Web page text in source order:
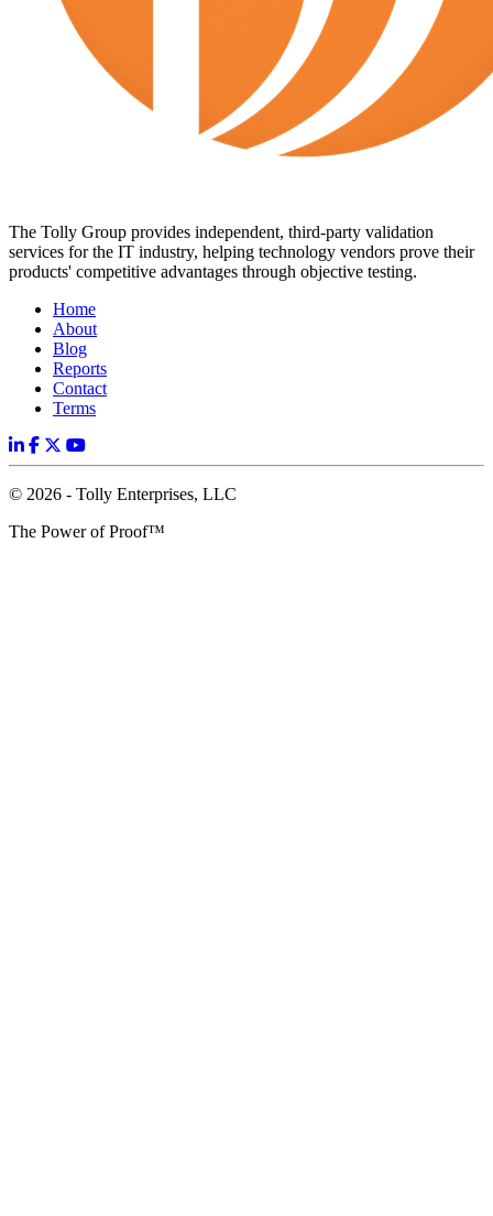
The Tolly Group provides independent, third-party validation
services for the IT industry, helping technology vendors prove their
products' competitive advantages through objective testing.
Home
About
Blog
Reports
Contact
Terms
© 2026 - Tolly Enterprises, LLC
The Power of Proof™